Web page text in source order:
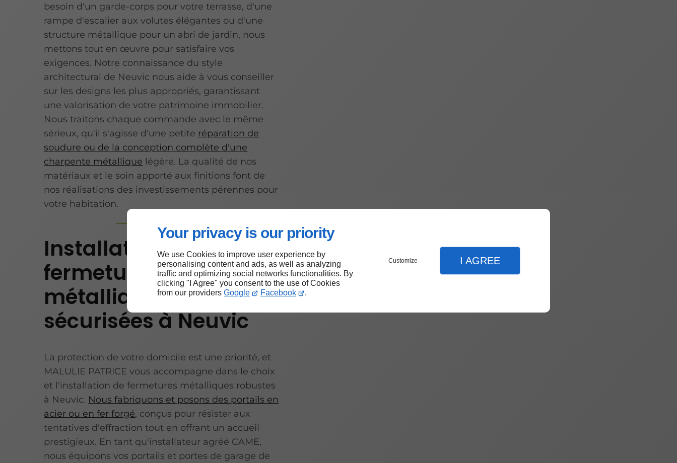
Your privacy is our priority
We use Cookies to improve user experience by
personalising content and ads, as well as analyzing
traffic and optimizing social networks functionalities. By
clicking "I Agree" you consent to the use of Cookies
from our providers Google Facebook .
Customize I AGREE
besoin d'un garde-corps pour votre terrasse, d'une
rampe d'escalier aux volutes élégantes ou d'une
structure métallique pour un abri de jardin, nous
mettons tout en œuvre pour satisfaire vos
exigences. Notre connaissance du style
architectural de Neuvic nous aide à vous conseiller
sur les designs les plus appropriés, garantissant
une valorisation de votre patrimoine immobilier.
Nous traitons chaque commande avec le même
sérieux, qu'il s'agisse d'une petite réparation de
soudure ou de la conception complète d'une
charpente métallique légère. La qualité de nos
matériaux et le soin apporté aux finitions font de
nos réalisations des investissements pérennes pour
votre habitation.
Installation de
fermetures
métalliques
sécurisées à Neuvic
La protection de votre domicile est une priorité, et
MALULIE PATRICE vous accompagne dans le choix
et l'installation de fermetures métalliques robustes
à Neuvic. Nous fabriquons et posons des portails en
acier ou en fer forgé, conçus pour résister aux
tentatives d'effraction tout en offrant un accueil
prestigieux. En tant qu'installateur agréé CAME,
nous équipons vos portails et portes de garage de